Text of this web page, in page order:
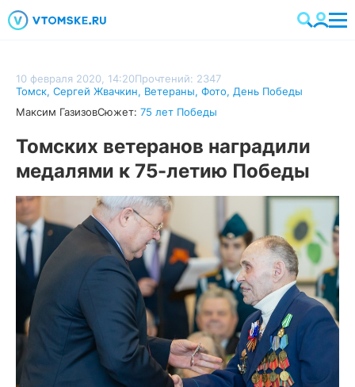
10 февраля 2020, 14:20Прочтений: 2347
Томск, Сергей Жвачкин, Ветераны, Фото, День Победы
Максим ГазизовСюжет: 75 лет Победы
Томских ветеранов наградили
медалями к 75-летию Победы